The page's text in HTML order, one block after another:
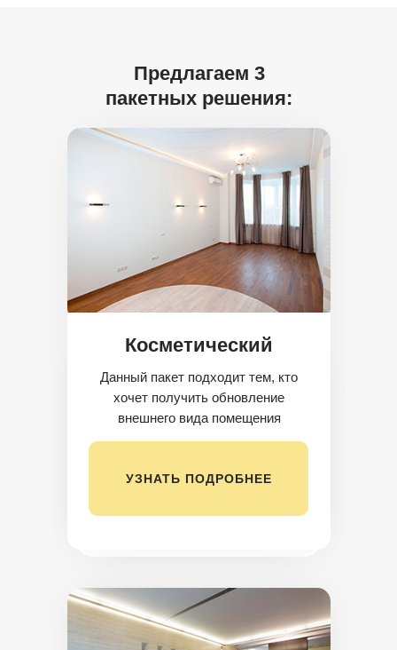
Предлагаем 3
пакетных решения:
Косметический
Данный пакет подходит тем, кто
хочет получить обновление
внешнего вида помещения
УЗНАТЬ ПОДРОБНЕЕ